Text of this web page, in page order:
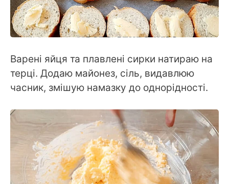
Варені яйця та плавлені сирки натираю на
терці. Додаю майонез, сіль, видавлюю
часник, змішую намазку до однорідності.